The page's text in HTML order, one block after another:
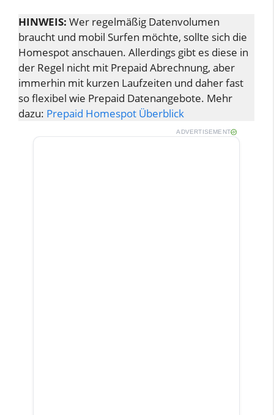
HINWEIS: Wer regelmäßig Datenvolumen
braucht und mobil Surfen möchte, sollte sich die
Homespot anschauen. Allerdings gibt es diese in
der Regel nicht mit Prepaid Abrechnung, aber
immerhin mit kurzen Laufzeiten und daher fast
so flexibel wie Prepaid Datenangebote. Mehr
dazu: Prepaid Homespot Überblick
ADVERTISEMENT